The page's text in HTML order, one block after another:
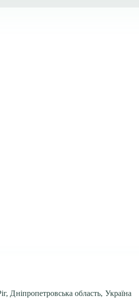
Дніпропетровська область, Україна